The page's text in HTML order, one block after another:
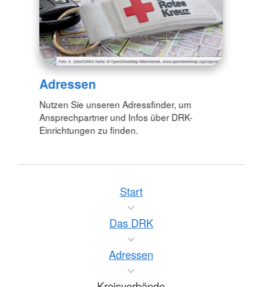
Adressen
Nutzen Sie unseren Adressfinder, um
Ansprechpartner und Infos über DRK-
Einrichtungen zu finden.
Start
Das DRK
Adressen